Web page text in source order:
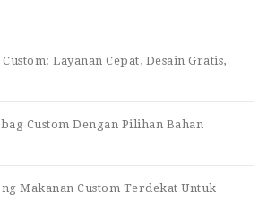
Layanan Cepat, Desain Gratis,
Custom Dengan Pilihan Bahan
Makanan Custom Terdekat Untuk